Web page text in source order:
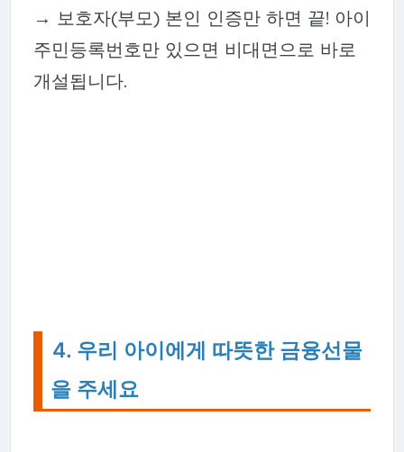
→ 보호자(부모) 본인 인증만 하면 끝! 아이
주민등록번호만 있으면 비대면으로 바로
개설됩니다.
4. 우리 아이에게 따뜻한 금융선물
을 주세요